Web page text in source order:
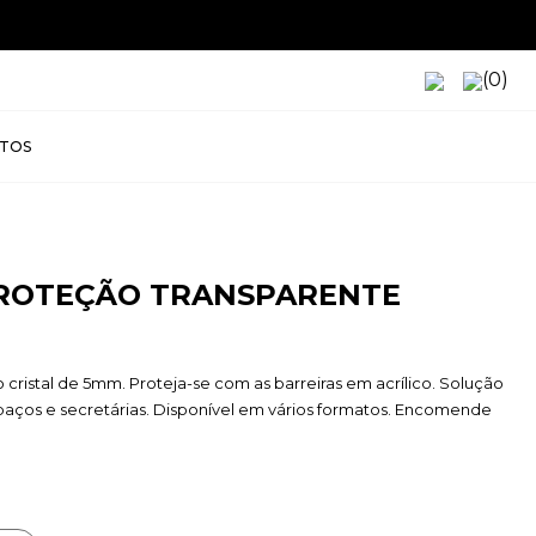
(0)
TRANSPARENTE
de 5mm. Proteja-se com as barreiras em acrílico. Solução
e secretárias. Disponível em vários formatos. Encomende